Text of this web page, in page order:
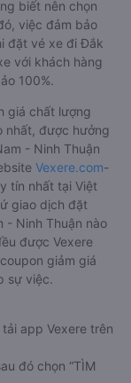
biết nên chọn
việc đảm bảo
đặt vé xe đi Đắk
với khách hàng
100%.
giá chất lượng
nhất, được hưởng
- Ninh Thuận
Vexere.com-
tín nhất tại Việt
giao dịch đặt
- Ninh Thuận nào
được Vexere
giảm giá
sự việc.
app Vexere trên
đó chọn “TÌM